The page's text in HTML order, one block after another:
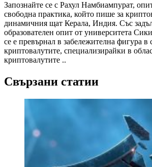
Запознайте се с Рахул Намбиампурат,
свободна практика, който пише за
динамичния щат Керала, Индия. Със
образователен опит от университета
се е превърнал в забележителна фигура в
криптовалутите, специализирайки в
криптовалутите ..
Свързани статии